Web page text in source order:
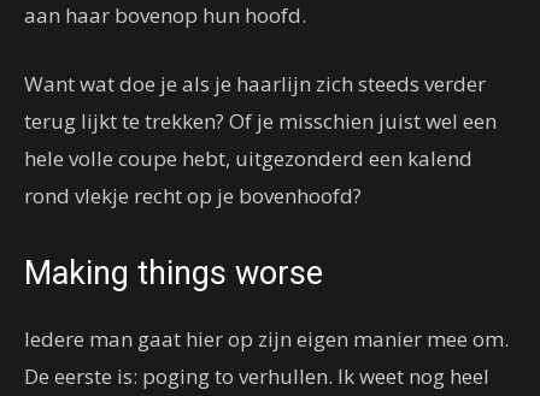
aan haar bovenop hun hoofd.
Want wat doe je als je haarlijn zich steeds verder
terug lijkt te trekken? Of je misschien juist wel een
hele volle coupe hebt, uitgezonderd een kalend
rond vlekje recht op je bovenhoofd?
Making things worse
Iedere man gaat hier op zijn eigen manier mee om.
De eerste is: poging to verhullen. Ik weet nog heel